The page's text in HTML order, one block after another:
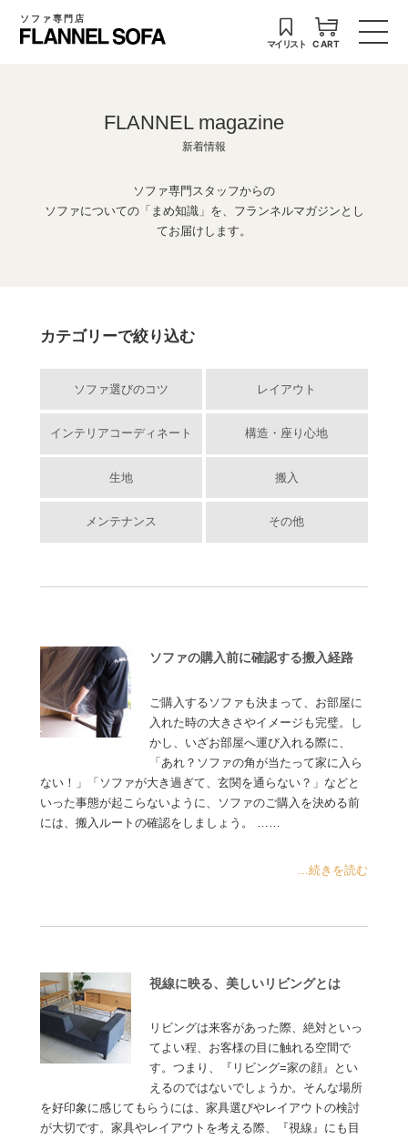
ソファ専門店
マイリスト CART
FLANNEL magazine
新着情報
ソファ専門スタッフからの
ソファについての「まめ知識」を、フランネルマガジンとし
てお届けします。
カテゴリーで絞り込む
ソファ選びのコツ レイアウト
インテリアコーディネート 構造・座り心地
生地 搬入
メンテナンス その他
ソファの購入前に確認する搬入経路
ご購入するソファも決まって、お部屋に
入れた時の大きさやイメージも完璧。し
かし、いざお部屋へ運び入れる際に、
「あれ？ソファの角が当たって家に入ら
ない！」「ソファが大き過ぎて、玄関を通らない？」などと
いった事態が起こらないように、ソファのご購入を決める前
には、搬入ルートの確認をしましょう。 ……
...続きを読む
視線に映る、美しいリビングとは
リビングは来客があった際、絶対といっ
てよい程、お客様の目に触れる空間で
す。つまり、『リビング=家の顔』とい
えるのではないでしょうか。そんな場所
を好印象に感じてもらうには、家具選びやレイアウトの検討
が大切です。家具やレイアウトを考える際、『視線』にも目